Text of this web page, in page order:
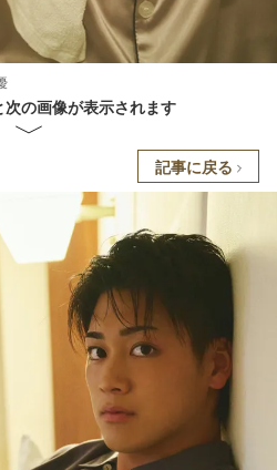
の画像が表示されます
記事に戻る